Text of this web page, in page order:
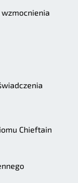
wzmocnienia
Chieftain